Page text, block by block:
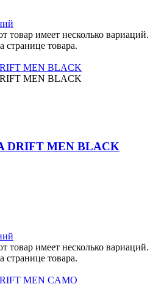
товар имеет несколько вариаций.
товара.
DRIFT MEN BLACK
товар имеет несколько вариаций.
товара.